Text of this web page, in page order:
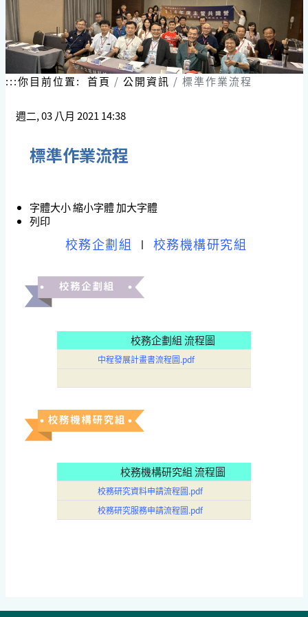
:::你目前位置: 首頁 公開資訊 標準作業流程
週二, 03 八月 2021 14:38
標準作業流程
字體大小縮小字體加大字體
列印
校務企劃組 ∣ 校務機構研究組
校務企劃組 流程圖
中程發展計畫書流程圖.pdf
校務機構研究組 流程圖
校務研究資料申請流程圖.pdf
校務研究服務申請流程圖.pdf